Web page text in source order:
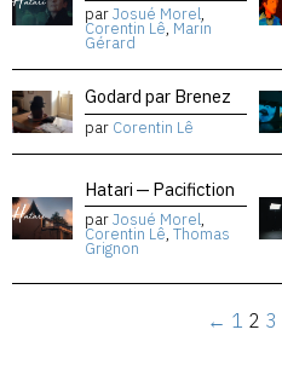
parJosué Morel,
Corentin Lê, Marin
Gérard
Godard par Brenez
par Corentin Lê
Hatari — Pacifiction
parJosué Morel,
Corentin Lê, Thomas
Grignon
← 1 2 3